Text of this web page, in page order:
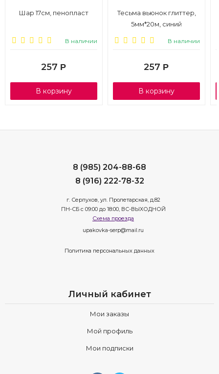
Шар 17см, пенопласт
В наличии
257 Р
В корзину
Тесьма вьюнок глиттер,
5мм*20м, синий
В наличии
257 Р
В корзину
8 (985) 204-88-68
8 (916) 222-78-32
г. Серпухов, ул. Пролетарская, д.82
ПН-СБ с 09:00 до 18:00, ВС-ВЫХОДНОЙ
Схема проезда
upakovka-serp@mail.ru
Политика персональных данных
Личный кабинет
Мои заказы
Мой профиль
Мои подписки